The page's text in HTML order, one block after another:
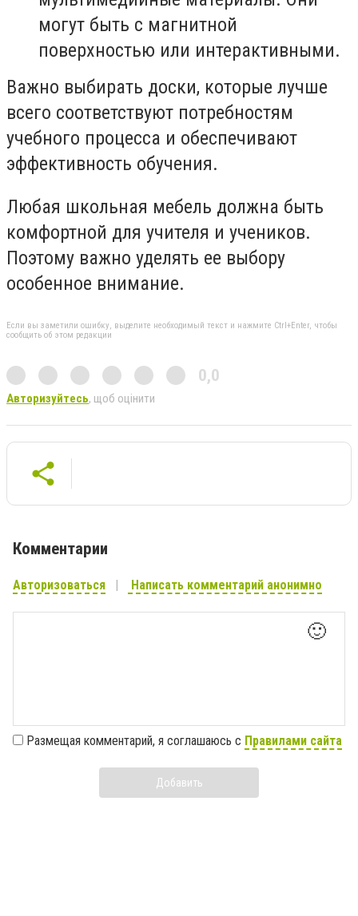
могут быть с магнитной
поверхностью или интерактивными.
Важно выбирать доски, которые лучше
всего соответствуют потребностям
учебного процесса и обеспечивают
эффективность обучения.
Любая школьная мебель должна быть
комфортной для учителя и учеников.
Поэтому важно уделять ее выбору
особенное внимание.
Если вы заметили ошибку, выделите необходимый текст и нажмите Ctrl+Enter, чтобы
сообщить об этом редакции
0,0
Авторизуйтесь, щоб оцінити
Комментарии
Авторизоваться Написать комментарий анонимно
🙂
Размещая комментарий, я соглашаюсь с Правилами сайта
Добавить